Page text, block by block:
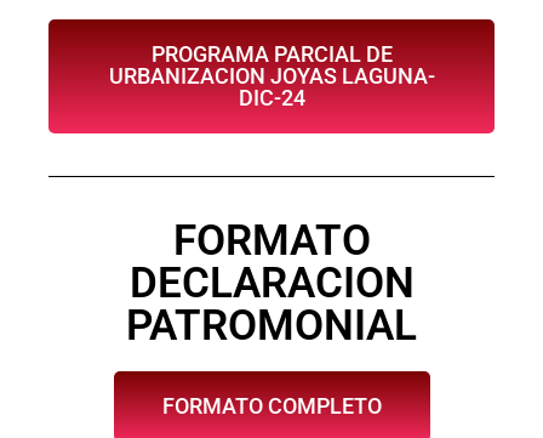
PROGRAMA PARCIAL DE
URBANIZACION JOYAS LAGUNA-
DIC-24
FORMATO
DECLARACION
PATROMONIAL
FORMATO COMPLETO